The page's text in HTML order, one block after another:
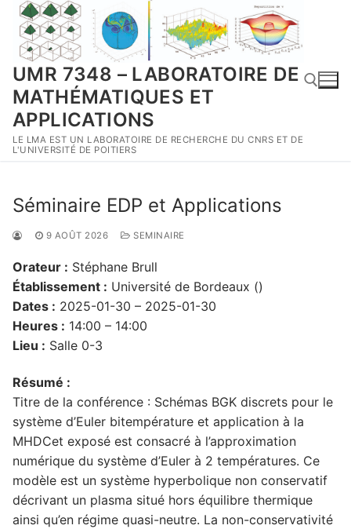
Aller
contenu
UMR 7348 – LABORATOIRE DE
MATHÉMATIQUES ET
APPLICATIONS
LE LMA EST UN LABORATOIRE DE RECHERCHE DU CNRS ET DE
L'UNIVERSITÉ DE POITIERS
Rechercher :
Séminaire EDP et Applications
9 AOÛT 2026 SEMINAIRE
Orateur : Stéphane Brull
Établissement : Université de Bordeaux ()
Dates : 2025-01-30 – 2025-01-30
Heures : 14:00 – 14:00
Lieu : Salle 0-3
Résumé :
Titre de la conférence : Schémas BGK discrets pour le
système d’Euler bitempérature et application à la
MHDCet exposé est consacré à l’approximation
numérique du système d’Euler à 2 températures. Ce
modèle est un système hyperbolique non conservatif
décrivant un plasma situé hors équilibre thermique
ainsi qu’en régime quasi-neutre. La non-conservativité